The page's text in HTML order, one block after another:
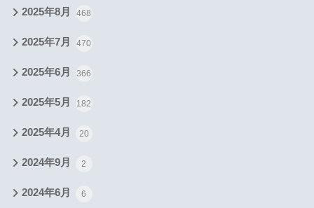
2025年8月 468
2025年7月 470
2025年6月 366
2025年5月 182
2025年4月 20
2024年9月 2
2024年6月 6